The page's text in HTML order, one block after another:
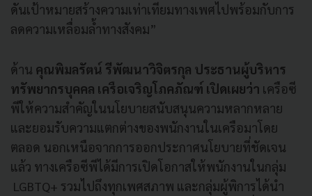
ดันเป้าหมายสร้างความเท่าเทียมทางเพศไปพร้อมกับการ
ลดความเหลื่อมล้ำทางสังคม”
ด้าน คุณพิมลรัตน์ รีพัฒนาวิจิตรกุล ประธานผู้บริหาร
ทรัพยากรบุคคล เครือเจริญโภคภัณฑ์ เปิดเผยว่า เครือซี
พีให้ความสำคัญในนโยบายสนับสนุนความหลากหลาย
และยอมรับความแตกต่างของพนักงานในเครือมาโดย
ตลอด นอกเหนือจากการออกประกาศนโยบายที่ชัดเจน
แล้ว ทางเครือซีพีได้มีการเปิดโอกาสให้พนักงานในกลุ่ม
LGBTQ+ รวมไปถึงทุกเพศสภาพ และกลุ่มผู้พิการได้นำ